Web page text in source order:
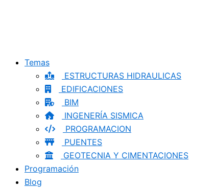
Temas
ESTRUCTURAS HIDRAULICAS
EDIFICACIONES
BIM
INGENERÍA SISMICA
PROGRAMACION
PUENTES
GEOTECNIA Y CIMENTACIONES
Programación
Blog